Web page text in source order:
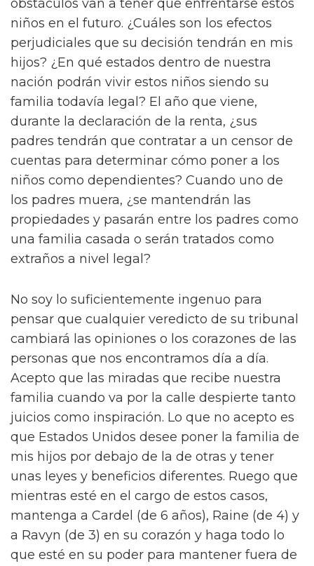
obstáculos van a tener que enfrentarse estos
niños en el futuro. ¿Cuáles son los efectos
perjudiciales que su decisión tendrán en mis
hijos? ¿En qué estados dentro de nuestra
nación podrán vivir estos niños siendo su
familia todavía legal? El año que viene,
durante la declaración de la renta, ¿sus
padres tendrán que contratar a un censor de
cuentas para determinar cómo poner a los
niños como dependientes? Cuando uno de
los padres muera, ¿se mantendrán las
propiedades y pasarán entre los padres como
una familia casada o serán tratados como
extraños a nivel legal?
No soy lo suficientemente ingenuo para
pensar que cualquier veredicto de su tribunal
cambiará las opiniones o los corazones de las
personas que nos encontramos día a día.
Acepto que las miradas que recibe nuestra
familia cuando va por la calle despierte tanto
juicios como inspiración. Lo que no acepto es
que Estados Unidos desee poner la familia de
mis hijos por debajo de la de otras y tener
unas leyes y beneficios diferentes. Ruego que
mientras esté en el cargo de estos casos,
mantenga a Cardel (de 6 años), Raine (de 4) y
a Ravyn (de 3) en su corazón y haga todo lo
que esté en su poder para mantener fuera de